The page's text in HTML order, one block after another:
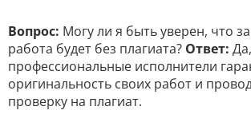
Вопрос: Могу ли я быть уверен, что
работа будет без плагиата? Ответ: Да,
профессиональные исполнители
оригинальность своих работ и
проверку на плагиат.